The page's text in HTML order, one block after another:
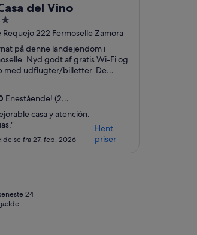
del Vino
Requejo 222 Fermoselle Zamora
på denne landejendom i
Nyd godt af gratis Wi-Fi og
med udflugter/billetter. De
...
Enestående! (2
casa y atención.
fra 27. feb. 2026
Hent
priser
24